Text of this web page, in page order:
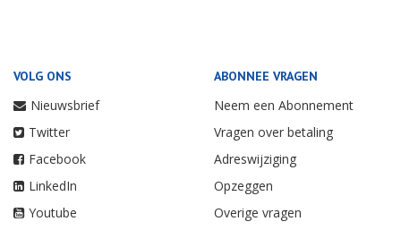
VOLG ONS
Nieuwsbrief
Twitter
Facebook
LinkedIn
Youtube
ABONNEE VRAGEN
Neem een Abonnement
Vragen over betaling
Adreswijziging
Opzeggen
Overige vragen